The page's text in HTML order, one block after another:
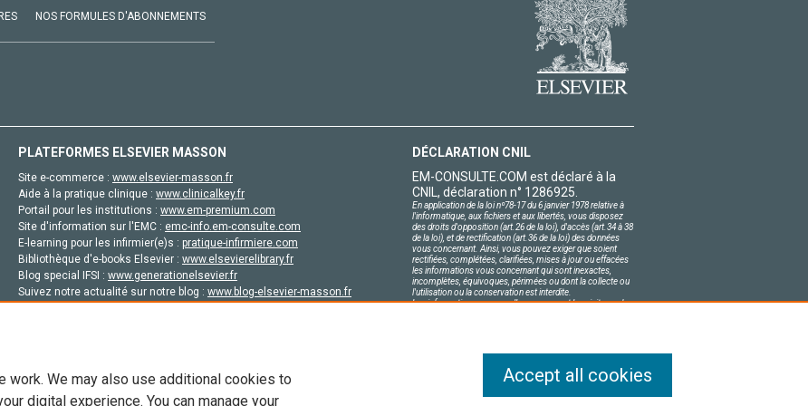
NOS FORMULES D'ABONNEMENTS
PLATEFORMES ELSEVIER MASSON
Site e-commerce : www.elsevier-masson.fr
Aide à la pratique clinique : www.clinicalkey.fr
Portail pour les institutions : www.em-premium.com
Site d'information sur l'EMC : emc-info.em-consulte.com
E-learning pour les infirmier(e)s : pratique-infirmiere.com
Bibliothèque d'e-books Elsevier : www.elsevierelibrary.fr
Blog special IFSI : www.generationelsevier.fr
Suivez notre actualité sur notre blog : www.blog-elsevier-masson.fr
DÉCLARATION CNIL
EM-CONSULTE.COM est déclaré à la
CNIL, déclaration n° 1286925.
En application de la loi nº78-17 du 6 janvier 1978 relative à
l'informatique, aux fichiers et aux libertés, vous disposez
des droits d'opposition (art.26 de la loi), d'accès (art.34 à 38
de la loi), et de rectification (art.36 de la loi) des données
vous concernant. Ainsi, vous pouvez exiger que soient
rectifiées, complétées, clarifiées, mises à jour ou effacées
les informations vous concernant qui sont inexactes,
incomplètes, équivoques, périmées ou dont la collecte ou
l'utilisation ou la conservation est interdite.
Les informations personnelles concernant les visiteurs de
work. We may also use additional cookies to
digital experience. You can manage your
Accept all cookies